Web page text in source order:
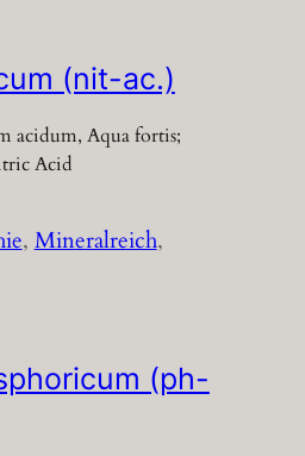
(nit-ac.)
acidum, Aqua fortis;
Acid
, Mineralreich
(ph-